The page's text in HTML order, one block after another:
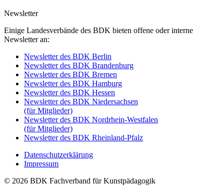
Newsletter
Einige Landesverbände des BDK bieten offene oder interne
Newsletter an:
Newsletter des BDK Berlin
Newsletter des BDK Brandenburg
Newsletter des BDK Bremen
Newsletter des BDK Hamburg
Newsletter des BDK Hessen
Newsletter des BDK Niedersachsen
(für Mitglieder)
Newsletter des BDK Nordrhein-Westfalen
(für Mitglieder)
Newsletter des BDK Rheinland-Pfalz
Datenschutzerklärung
Impressum
© 2026 BDK Fachverband für Kunstpädagogik